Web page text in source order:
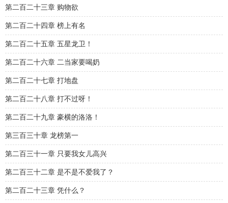
第二百二十三章 购物欲
第二百二十四章 榜上有名
第二百二十五章 五星龙卫！
第二百二十六章 二当家要喝奶
第二百二十七章 打地盘
第二百二十八章 打不过呀！
第二百二十九章 豪横的洛洛！
第三百三十章 龙榜第一
第二百三十一章 只要我女儿高兴
第二百三十二章 是不是不爱我了？
第二百二十三章 凭什么？